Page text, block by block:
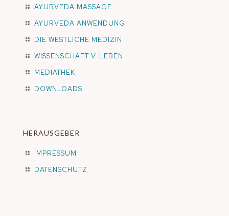
AYURVEDA MASSAGE
AYURVEDA ANWENDUNG
DIE WESTLICHE MEDIZIN
WISSENSCHAFT V. LEBEN
MEDIATHEK
DOWNLOADS
HERAUSGEBER
IMPRESSUM
DATENSCHUTZ